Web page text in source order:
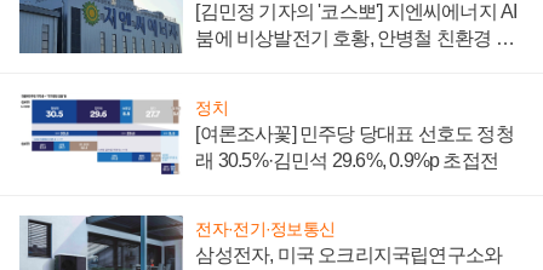
[김민정 기자의 '코스뽀'] 지엔씨에너지 AI
붐에 비상발전기 호황, 안병철 친환경 에
정치
[여론조사꽃] 민주당 당대표 선호도 정청
래 30.5%·김민석 29.6%, 0.9%p 초접전
전자·전기·정보통신
삼성전자, 미국 오크리지국립연구소와